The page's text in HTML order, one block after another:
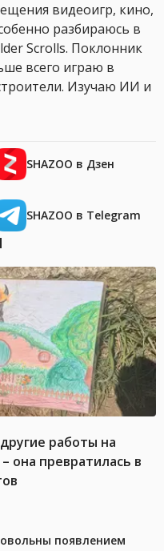
видеоигр, кино,
разбираюсь в
Scrolls. Поклонник
всего играю в
Изучаю ИИ и
SHAZOO в Дзен
SHAZOO в Telegram
работы на
она превратилась в
появлением